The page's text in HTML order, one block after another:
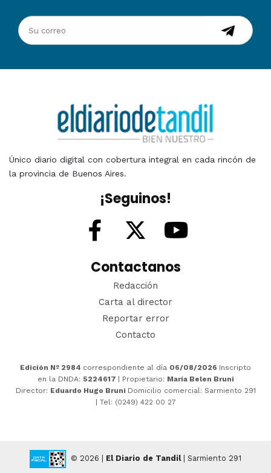
Único diario digital con cobertura integral en cada rincón de
la provincia de Buenos Aires.
¡Seguinos!
Contactanos
Redacción
Carta al director
Reportar error
Contacto
Edición Nº 2984 correspondiente al día 06/08/2026 Inscripto
en la DNDA: 5224617 | Propietario: María Belen Bruni
Director: Eduardo Hugo Bruni Domicilio comercial: Sarmiento 291
| Tel: (0249) 422 00 27
© 2026 | El Diario de Tandil| Sarmiento 291